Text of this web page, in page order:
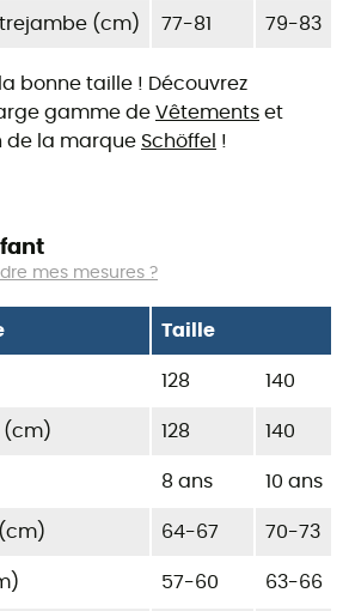
(cm) 77-81 79-83
bonne taille ! Découvrez
gamme de Vêtements et
de la marque Schöffel !
mes mesures ?
Taille
128 140
(cm) 128 140
8 ans 10 ans
64-67 70-73
57-60 63-66